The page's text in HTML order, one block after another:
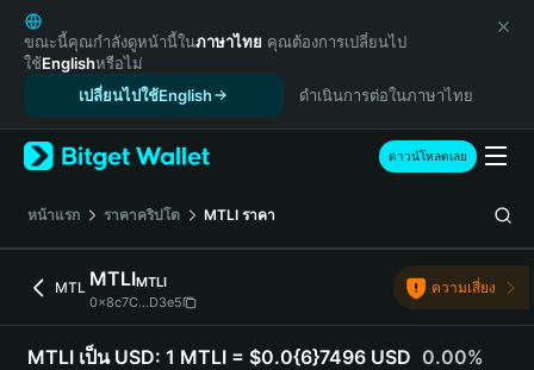
English
日本語
Tiếng Việt
Español (Latinoamérica)
Türkçe
Français
Deutsch
繁體中文
Português (Portugal)
Bahasa Indonesia
ขณะนี้คุณกำลังดูหน้านี้ในภาษาไทย คุณต้องการเปลี่ยนไป
ใช้Englishหรือไม่
เปลี่ยนไปใช้English
ดำเนินการต่อในภาษาไทย
ดาวน์โหลดเลย
หน้าแรก ราคาคริปโต MTLI ราคา
MTL MTLIMTLI
0x8c7C...D3e5
ความเสี่ยง
MTLI เป็น USD: 1 MTLI = $0.0{6}7496 USD 0.00%